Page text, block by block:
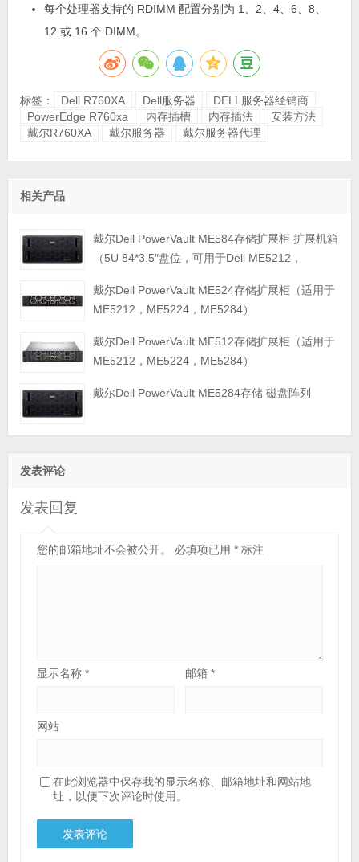
每个处理器支持的 RDIMM 配置分别为 1、2、4、6、8、
12 或 16 个 DIMM。
标签： Dell R760XA Dell服务器
DELL服务器经销商
PowerEdge R760xa
内存插槽 内存插法
安装方法
戴尔R760XA
戴尔服务器 戴尔服务器代理
相关产品
戴尔Dell PowerVault ME584存储扩展柜 扩展机箱
（5U 84*3.5″盘位，可用于Dell ME5212，
戴尔Dell PowerVault ME524存储扩展柜（适用于
ME5212，ME5224，ME5284）
戴尔Dell PowerVault ME512存储扩展柜（适用于
ME5212，ME5224，ME5284）
戴尔Dell PowerVault ME5284存储 磁盘阵列
发表评论
发表回复
您的邮箱地址不会被公开。 必填项已用 *标注
显示名称 * 邮箱*
网站
在此浏览器中保存我的显示名称、邮箱地址和网站地
址，以便下次评论时使用。